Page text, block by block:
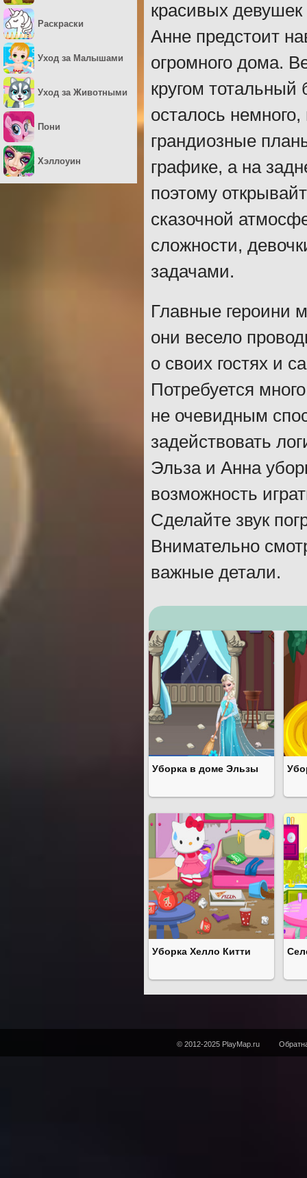
красивых
Анне предстоит
огромного дома.
кругом
осталось
грандиозные
графике, а на
поэтому
сказочной
сложности,
задачами.
Главные героини
они весело
о своих гостях и
Потребуется
не очевидным
задействовать
Эльза и Анна
возможность
Сделайте звук
Внимательно
важные детали.
Уборка в доме Эльзы
Уборка Хелло Китти
Раскраски
Уход за Малышами
Уход за Животными
Пони
Хэллоуин
© 2012-2025 PlayMap.ru